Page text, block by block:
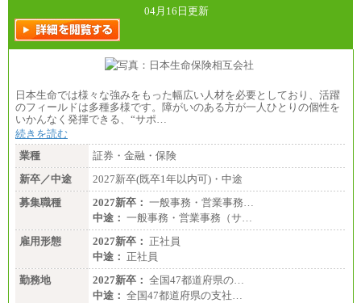
04月16日更新
日本生命では様々な強みをもった幅広い人材を必要としており、活躍
のフィールドは多種多様です。障がいのある方が一人ひとりの個性を
いかんなく発揮できる、“サポ…
続きを読む
業種
証券・金融・保険
新卒／中途
2027新卒(既卒1年以内可)・中途
募集職種
2027新卒： 一般事務・営業事務…
中途： 一般事務・営業事務（サ…
雇用形態
2027新卒： 正社員
中途： 正社員
勤務地
2027新卒： 全国47都道府県の…
中途： 全国47都道府県の支社…